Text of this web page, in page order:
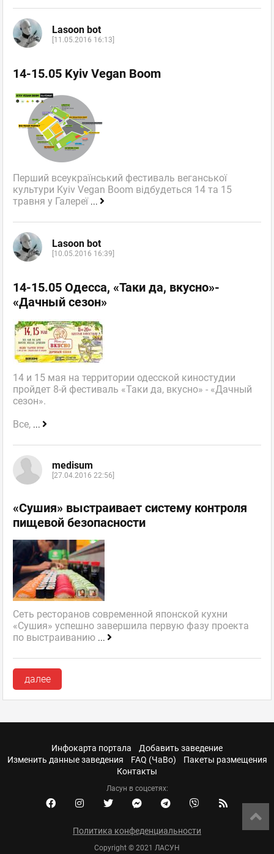
Lasoon bot
[11.05.2016 16:13]
14-15.05 Kyiv Vegan Boom
Перший всеукраїнський фестиваль веганської
культури Kyiv Vegan Boom відбудеться 14 та 15
травня у Галереї ...
Lasoon bot
[10.05.2016 16:39]
14-15.05 Одесса, «Таки да, вкусно»-
«Дачный сезон»
14 и 15 мая на территории одесской киностудии
пройдет 8-й фестиваль «Таки да, вкусно» - «Дачный
сезон».
Все, ...
medisum
[27.04.2016 22:56]
«Сушия» выстраивает систему контроля
пищевой безопасности
Сеть ресторанов современной японской кухни
«Сушия» успешно завершила первую фазу проекта
по выстраиванию ...
далее
Инфокарта портала
Добавить заведение
Изменить данные заведения
FAQ (ЧаВо)
Пакеты размещения
Контакты
Ласун в соцсетях:
Политика конфеденциальности
Copyright © 2021 ЛАСУН